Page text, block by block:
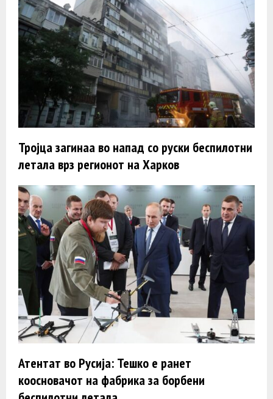
Тројца загинаa во напад со руски беспилотни
летала врз регионот на Харков
Атентат во Русија: Тешко е ранет
коосновачот на фабрика за борбени